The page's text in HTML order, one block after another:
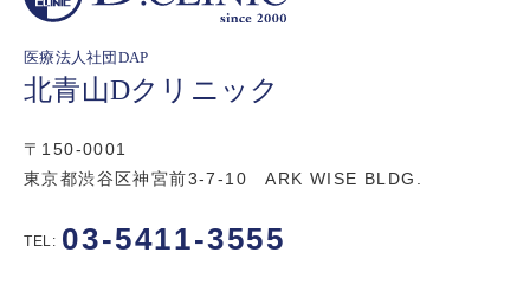
医療法人社団DAP
北青山Dクリニック
〒150-0001
東京都渋谷区神宮前3-7-10 ARK WISE BLDG.
TEL: 03-5411-3555